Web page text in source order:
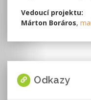
Vedoucí projektu:
Márton Boráros,
Odkazy